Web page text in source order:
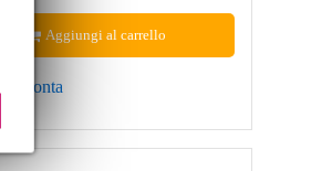
Confronta
Aggiungi al carrello